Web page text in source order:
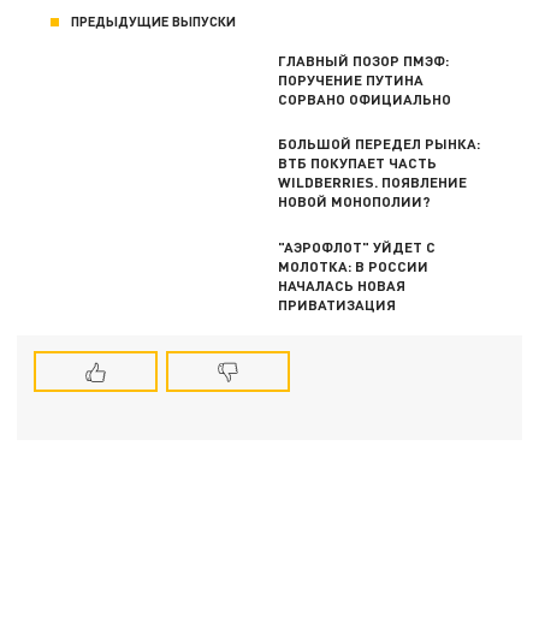
ПРЕДЫДУЩИЕ ВЫПУСКИ
ГЛАВНЫЙ ПОЗОР ПМЭФ:
ПОРУЧЕНИЕ ПУТИНА
СОРВАНО ОФИЦИАЛЬНО
БОЛЬШОЙ ПЕРЕДЕЛ РЫНКА:
ВТБ ПОКУПАЕТ ЧАСТЬ
WILDBERRIES. ПОЯВЛЕНИЕ
НОВОЙ МОНОПОЛИИ?
"АЭРОФЛОТ" УЙДЕТ С
МОЛОТКА: В РОССИИ
НАЧАЛАСЬ НОВАЯ
ПРИВАТИЗАЦИЯ